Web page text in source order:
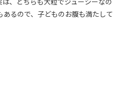
るので、子どものお腹も満たして